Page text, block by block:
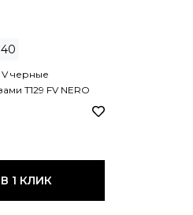
40
V черные
T129 FV NERO
КУПИТЬ В 1 КЛИК